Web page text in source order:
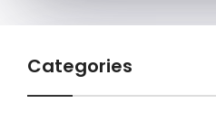
Categories